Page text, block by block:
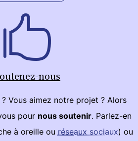
nous
Vous aimez notre projet ? Alors
pour nous soutenir. Parlez-en
à oreille ou réseaux sociaux) ou